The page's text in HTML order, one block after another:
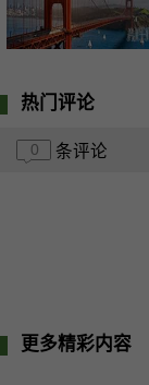
热门评论
0 条评论
更多精彩内容